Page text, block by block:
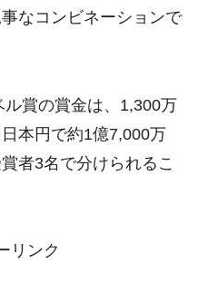
なコンビネーションで
賞の賞金は、1,300万
本円で約1億7,000万
者3名で分けられるこ
リンク